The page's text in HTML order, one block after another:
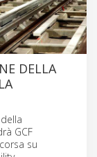
DELLA
GCF
su